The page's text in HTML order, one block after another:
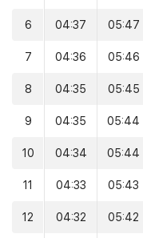
6 04:37 05:47
7 04:36 05:46
8 04:35 05:45
9 04:35 05:44
10 04:34 05:44
11 04:33 05:43
12 04:32 05:42